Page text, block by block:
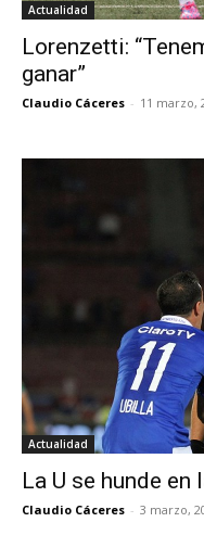
Actualidad
Lorenzetti:
ganar”
Claudio Cáceres - 11 marzo,
Actualidad
La U se hunde
Claudio Cáceres - 3 marzo,